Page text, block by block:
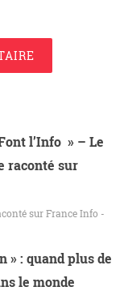
l’Info » – Le
raconté sur
sur France Info -
» : quand plus de
le monde